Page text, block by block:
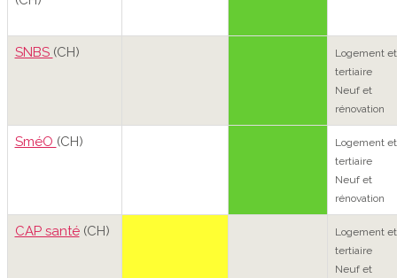
SNBS (CH)
Logement et
tertiaire
Neuf et
rénovation
SméO (CH)
Logement et
tertiaire
Neuf et
rénovation
CAP santé(CH)
Logement et
tertiaire
Neuf et